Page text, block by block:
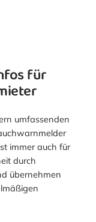
für
umfassenden
immer auch für
durch
übernehmen